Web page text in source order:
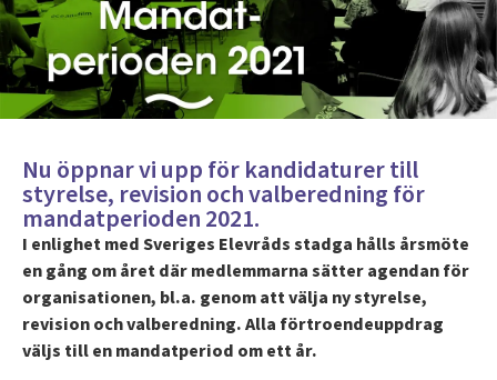
Nu öppnar vi upp för kandidaturer till
styrelse, revision och valberedning för
mandatperioden 2021.
I enlighet med Sveriges Elevråds stadga hålls årsmöte
en gång om året där medlemmarna sätter agendan för
organisationen, bl.a. genom att välja ny styrelse,
revision och valberedning. Alla förtroendeuppdrag
väljs till en mandatperiod om ett år.